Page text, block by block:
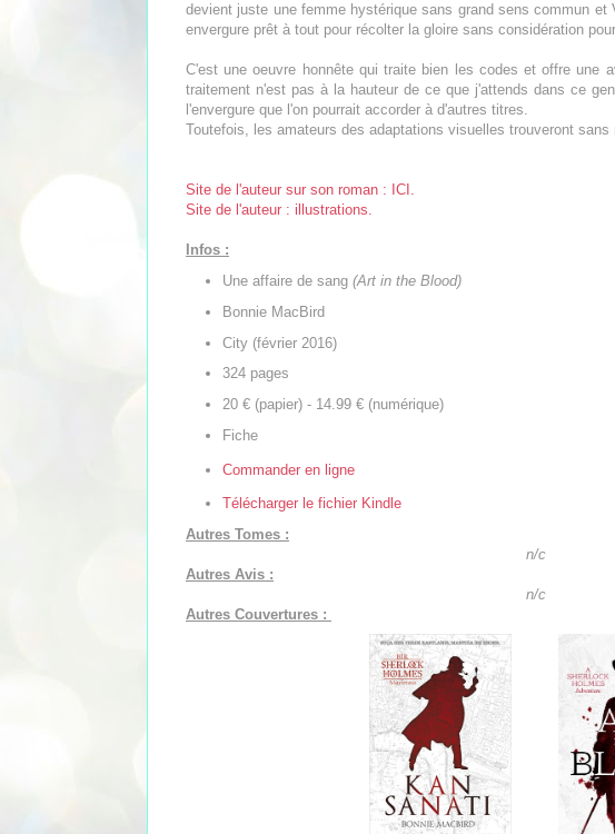
devient juste une femme hystérique sans grand sens commun
envergure prêt à tout pour récolter la gloire sans considération
C'est une oeuvre honnête qui traite bien les codes et offre une
traitement n'est pas à la hauteur de ce que j'attends dans ce
l'envergure que l'on pourrait accorder à d'autres titres.
Toutefois, les amateurs des adaptations visuelles trouveront
Site de l'auteur sur son roman : ICI.
Site de l'auteur : illustrations.
Infos :
Une affaire de sang (Art in the Blood)
Bonnie MacBird
City (février 2016)
324 pages
20 € (papier) - 14.99 € (numérique)
Fiche
Commander en ligne
Télécharger le fichier Kindle
Autres Tomes :
n/c
Autres Avis :
n/c
Autres Couvertures :